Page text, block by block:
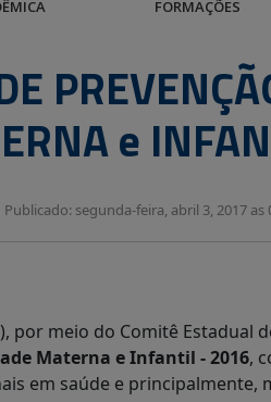
FORMAÇÕES
e
Publicado: segunda-feira, abril 3, 2017 as
por meio do Comitê
Materna e Infantil - 2016,
em saúde e principalmente,